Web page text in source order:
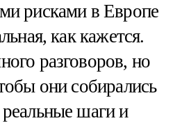
рисками в Европе
как кажется.
разговоров, но
они собирались
шаги и